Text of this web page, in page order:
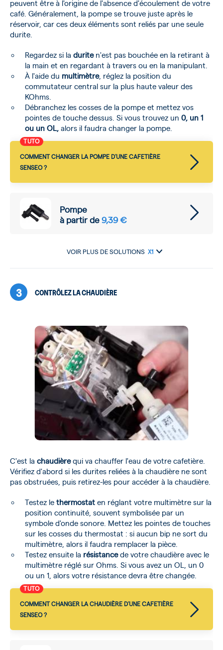
peuvent être à l'origine de l'absence d'écoulement de votre
café. Généralement, la pompe se trouve juste après le
réservoir, car ces deux éléments sont reliés par une seule
durite.
Regardez si la duriten'est pas bouchée en la retirant à
la main et en regardant à travers ou en la manipulant.
À l'aide du multimètre, réglez la position du
commutateur central sur la plus haute valeur des
KOhms.
Débranchez les cosses de la pompe et mettez vos
pointes de touche dessus. Si vous trouvez un 0, un 1
ou un OL, alors il faudra changer la pompe.
Pompe
à partir de9,39 €
COMMENT CHANGER LA POMPE D'UNE CAFETIÈRE
SENSEO ?
TUTO
VOIR PLUS DE SOLUTIONS X1
3 CONTRÔLEZ LA CHAUDIÈRE
C'est la chaudièrequi va chauffer l'eau de votre cafetière.
Vérifiez d'abord si les durites reliées à la chaudière ne sont
pas obstruées, puis retirez-les pour accéder à la chaudière.
Testez le thermostat en réglant votre multimètre sur la
position continuité, souvent symbolisée par un
symbole d'onde sonore. Mettez les pointes de touches
sur les cosses du thermostat : si aucun bip ne sort du
multimètre, alors il faudra remplacer la pièce.
Testez ensuite la résistancede votre chaudière avec le
multimètre réglé sur Ohms. Si vous avez un OL, un 0
ou un 1, alors votre résistance devra être changée.
COMMENT CHANGER LA CHAUDIÈRE D'UNE CAFETIÈRE
SENSEO ?
TUTO